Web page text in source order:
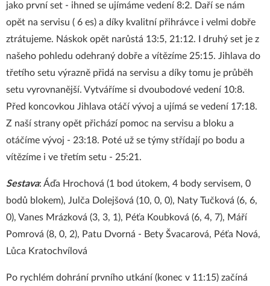
jako první set - ihned se ujímáme vedení 8:2. Daří se nám
opět na servisu ( 6 es) a díky kvalitní přihrávce i velmi dobře
ztrátujeme. Náskok opět narůstá 13:5, 21:12. I druhý set je z
našeho pohledu odehraný dobře a vítězíme 25:15. Jihlava do
třetího setu výrazně přidá na servisu a díky tomu je průběh
setu vyrovnanější. Vytváříme si dvoubodové vedení 10:8.
Před koncovkou Jihlava otáčí vývoj a ujímá se vedení 17:18.
Z naší strany opět přichází pomoc na servisu a bloku a
otáčíme vývoj - 23:18. Poté už se týmy střídají po bodu a
vítězíme i ve třetím setu - 25:21.
Sestava: Áďa Hrochová (1 bod útokem, 4 body servisem, 0
bodů blokem), Julča Dolejšová (10, 0, 0), Naty Tučková (6, 6,
0), Vanes Mrázková (3, 3, 1), Péťa Koubková (6, 4, 7), Máří
Pomrová (8, 0, 2), Patu Dvorná - Bety Švacarová, Péťa Nová,
Lůca Kratochvílová
Po rychlém dohrání prvního utkání (konec v 11:15) začíná